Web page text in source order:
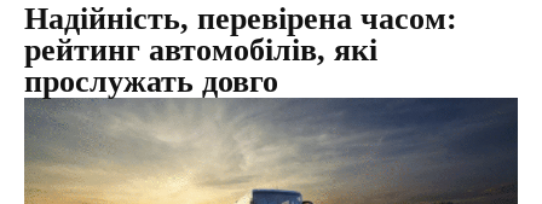
Надійність, перевірена часом:
рейтинг автомобілів, які
прослужать довго